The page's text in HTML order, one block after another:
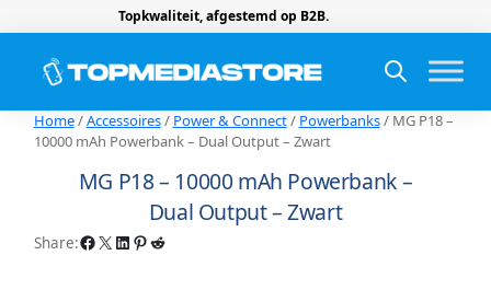
Topkwaliteit, afgestemd op B2B.
Home/Accessoires/ Power & Connect/ Powerbanks/ MG P18 –
10000 mAh Powerbank – Dual Output – Zwart
MG P18 – 10000 mAh Powerbank –
Dual Output – Zwart
Share:Facebook X LinkedIn Pinterest Reddit